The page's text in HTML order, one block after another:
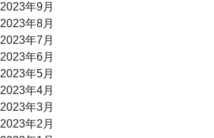
2023年9月
2023年8月
2023年7月
2023年6月
2023年5月
2023年4月
2023年3月
2023年2月